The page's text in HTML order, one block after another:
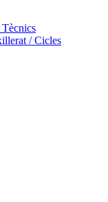
/ Cicles